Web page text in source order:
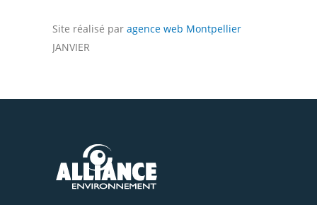
Site réalisé par agence web Montpellier
JANVIER